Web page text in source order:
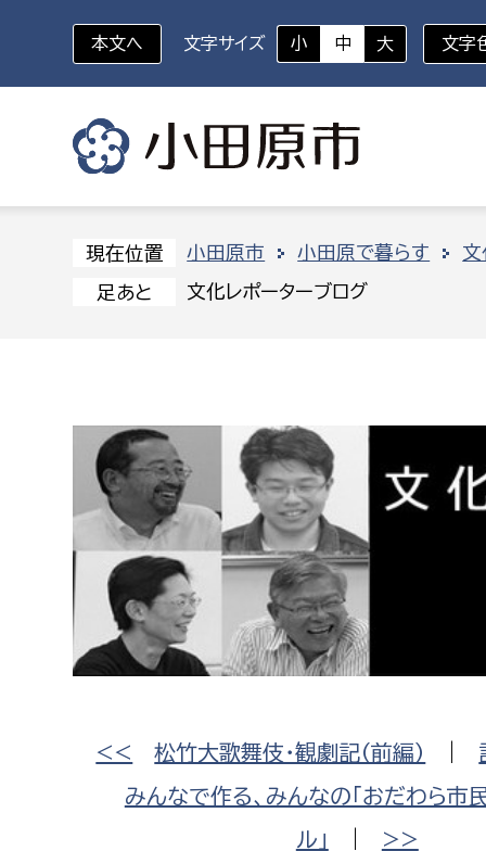
いざというときに
対象者を選択
小・中学生
高校生・大学生など
若者
妊産婦
障がい者
組織から探す
部に属さない室
コンプライアンス推進室
デジタ
市民部
人権・男女共同参画課
戸籍住民課
本文へ 文字サイズ 小 中 大 文字
現在位置 小田原市 小田原で暮らす 文
足あと 文化レポーターブログ
<< 松竹大歌舞伎・観劇記（前編）
みんなで作る、みんなの「おだわら市
ル」
>>